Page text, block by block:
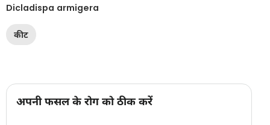
Dicladispa armigera
कीट
अपनी फसल के रोग को ठीक करें